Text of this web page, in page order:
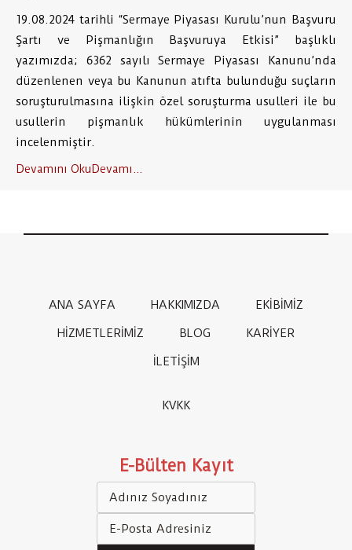
19.08.2024 tarihli “Sermaye Piyasası Kurulu’nun Başvuru
Şartı ve Pişmanlığın Başvuruya Etkisi” başlıklı
yazımızda; 6362 sayılı Sermaye Piyasası Kanunu’nda
düzenlenen veya bu Kanunun atıfta bulunduğu suçların
soruşturulmasına ilişkin özel soruşturma usulleri ile bu
usullerin pişmanlık hükümlerinin uygulanması
incelenmiştir.
Devamını OkuDevamı...
ANA SAYFA HAKKIMIZDA
EKİBİMİZ
HİZMETLERİMİZ
BLOG
KARİYER
İLETİŞİM
KVKK
E-Bülten Kayıt